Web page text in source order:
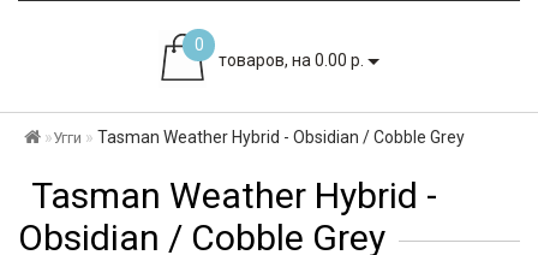
0
товаров, на 0.00 р.
Угги Tasman Weather Hybrid - Obsidian / Cobble Grey
Tasman Weather Hybrid -
Obsidian / Cobble Grey